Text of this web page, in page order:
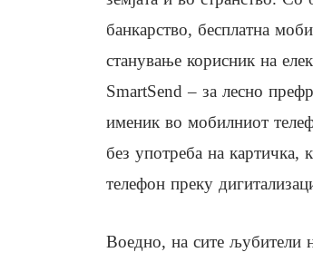
банкарство, бесплатна
станување корисник на
SmartSend – за лесно
именик во мобилниот
без употреба на
телефон преку
Воедно, на сите љубители